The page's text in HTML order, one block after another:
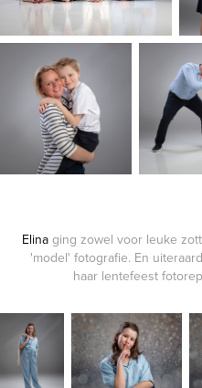
Elina ging zowel voor leuke
'model' fotografie. En
haar lentefeest